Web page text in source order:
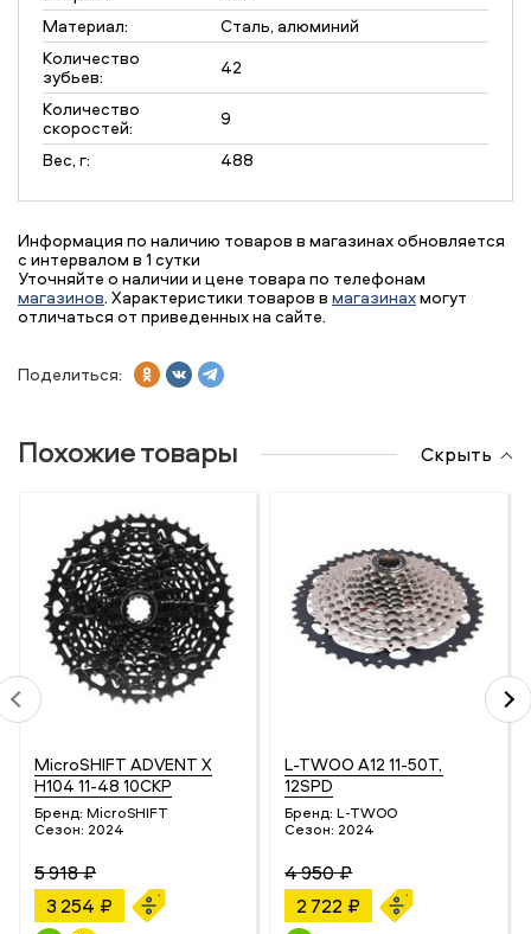
Материал:
Сталь, алюминий
Количество
зубьев:
42
Количество
скоростей:
9
Вес, г:
488
Информация по наличию товаров в магазинах обновляется
с интервалом в 1 сутки
Уточняйте о наличии и цене товара по телефонам
магазинов. Характеристики товаров в магазинахмогут
отличаться от приведенных на сайте.
Поделиться:
Похожие товары Скрыть
MicroSHIFT ADVENT X
H104 11-48 10СКР
Бренд: MicroSHIFT
Сезон: 2024
5 918 ₽
3 254 ₽
L-TWOO A12 11-50T,
12SPD
Бренд: L-TWOO
Сезон: 2024
4 950 ₽
2 722 ₽